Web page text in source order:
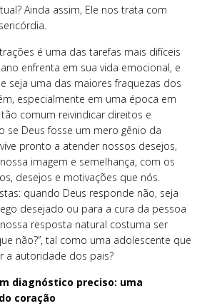
Ainda assim, Ele nos trata com
é uma das tarefas mais difíceis
enfrenta em sua vida emocional, e
seja uma das maiores fraquezas dos
especialmente em uma época em
comum reivindicar direitos e
se Deus fosse um mero gênio da
pronto a atender nossos desejos,
imagem e semelhança, com os
desejos e motivações que nós.
quando Deus responde não, seja
desejado ou para a cura da pessoa
resposta natural costuma ser
não?”, tal como uma adolescente que
a autoridade dos pais?
diagnóstico preciso: uma
coração